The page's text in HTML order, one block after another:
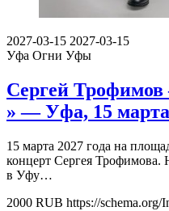
2027-03-15 2027-03-15
Уфа Огни Уфы
Сергей
» — Уфа, 15
15 марта 2027 года на
концерт Сергея Трофимова.
в Уфу…
2000 RUB https://schema.org/